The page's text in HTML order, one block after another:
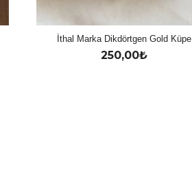
İthal Marka Dikdörtgen Gold Küpe
250,00₺